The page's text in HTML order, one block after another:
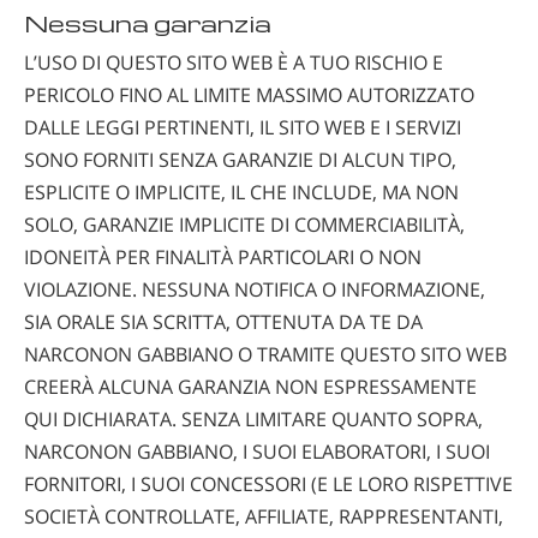
Nessuna garanzia
L’USO DI QUESTO SITO WEB È A TUO RISCHIO E
PERICOLO FINO AL LIMITE MASSIMO AUTORIZZATO
DALLE LEGGI PERTINENTI, IL SITO WEB E I SERVIZI
SONO FORNITI SENZA GARANZIE DI ALCUN TIPO,
ESPLICITE O IMPLICITE, IL CHE INCLUDE, MA NON
SOLO, GARANZIE IMPLICITE DI COMMERCIABILITÀ,
IDONEITÀ PER FINALITÀ PARTICOLARI O NON
VIOLAZIONE. NESSUNA NOTIFICA O INFORMAZIONE,
SIA ORALE SIA SCRITTA, OTTENUTA DA TE DA
NARCONON GABBIANO O TRAMITE QUESTO SITO WEB
CREERÀ ALCUNA GARANZIA NON ESPRESSAMENTE
QUI DICHIARATA. SENZA LIMITARE QUANTO SOPRA,
NARCONON GABBIANO, I SUOI ELABORATORI, I SUOI
FORNITORI, I SUOI CONCESSORI (E LE LORO RISPETTIVE
SOCIETÀ CONTROLLATE, AFFILIATE, RAPPRESENTANTI,